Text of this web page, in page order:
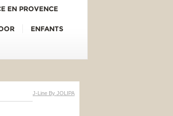
EN PROVENCE
ENFANTS
J-Line By JOLIPA